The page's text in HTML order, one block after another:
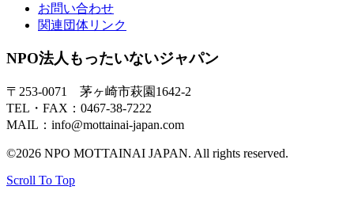
お問い合わせ
関連団体リンク
NPO法人もったいないジャパン
〒253-0071 茅ヶ崎市萩園1642-2
TEL・FAX：0467-38-7222
MAIL：info@mottainai-japan.com
©2026 NPO MOTTAINAI JAPAN. All rights reserved.
Scroll To Top